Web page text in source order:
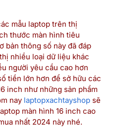
mẫu laptop trên thị
thước màn hình tiêu
bản thông số này đã đáp
nhiều loại dữ liệu khác
người yêu cầu cao hơn
tiền lớn hơn để sở hữu các
inch như những sản phẩm
nay laptopxachtayshop sẽ
màn hình 16 inch cao
nhất 2024 này nhé.